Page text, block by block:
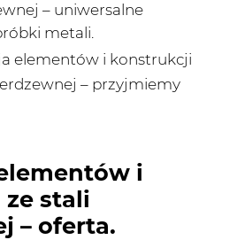
– uniwersalne
metali.
elementów i konstrukcji
– przyjmiemy
i
stali
– oferta.